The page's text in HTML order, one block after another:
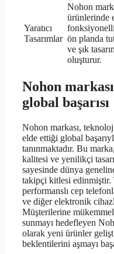
Yaratıcı
Tasarımlar
Nohon
ürünlerinde
ön planda
ve şık
oluşturur.
Nohon
global başarısı
Nohon markası,
elde ettiği global
tanınmaktadır. Bu
kalitesi ve yenilikçi
sayesinde dünya
takipçi kitlesi edinmiştir.
performanslı cep
ve diğer elektronik
Müşterilerine
sunmayı hedefleyen
olarak yeni ürünler
beklentilerini aşmayı